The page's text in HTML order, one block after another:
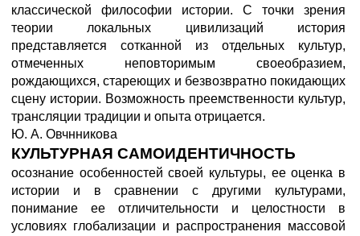
классической философии истории. С точки зрения
теории локальных цивилизаций история
представляется сотканной из отдельных культур,
отмеченных неповторимым своеобразием,
рождающихся, стареющих и безвозвратно покидающих
сцену истории. Возможность преемственности культур,
трансляции традиции и опыта отрицается.
Ю. А. Овчнникова
КУЛЬТУРНАЯ САМОИДЕНТИЧНОСТЬ
осознание особенностей своей культуры, ее оценка в
истории и в сравнении с другими культурами,
понимание ее отличительности и целостности в
условиях глобализации и распространения массовой